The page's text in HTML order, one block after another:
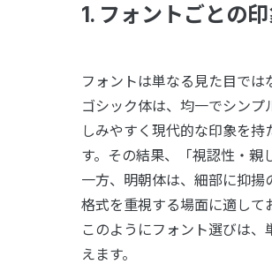
1. フォントごとの
フォントは単なる見た目では
ゴシック体は、均一でシン
しみやすく現代的な印象を
す。その結果、「視認性・親
一方、明朝体は、細部に抑揚
格式を重視する場面に適して
このようにフォント選びは
えます。